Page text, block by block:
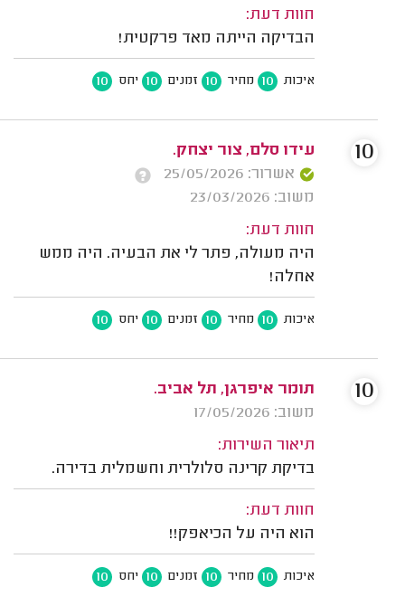
חוות דעת:
הבדיקה הייתה מאד פרקטית!
איכות 10 מחיר 10 זמנים 10 יחס 10
עידו סלם, צור יצחק.
אשרור: 25/05/2026
משוב: 23/03/2026
חוות דעת:
היה מעולה, פתר לי את הבעיה. היה ממש
אחלה!
איכות 10 מחיר 10 זמנים 10 יחס 10
10
תומר איפרגן, תל אביב.
משוב: 17/05/2026
תיאור השירות:
בדיקת קרינה סלולרית וחשמלית בדירה.
חוות דעת:
הוא היה על הכיאפק!!
איכות 10 מחיר 10 זמנים 10 יחס 10
10